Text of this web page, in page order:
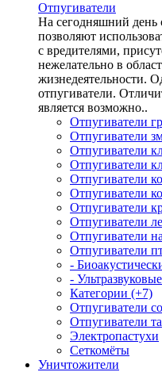
Отпугиватели
На сегодняшний день
позволяют
с вредителями,
нежелательно в
жизнедеятельности.
отпугиватели.
является возможно..
Отпугиватели
Отпугиватели
Отпугиватели
Отпугиватели
Отпугиватели
Отпугиватели
Отпугиватели
Отпугиватели
Отпугиватели
Отпугиватели
-
- Ультразвуковые
Категории (+7)
Отпугиватели
Отпугиватели
Электропастухи
Сеткомёты
Уничтожители